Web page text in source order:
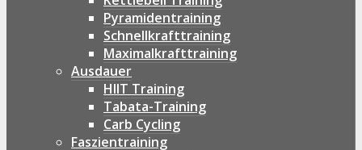
Pyramidentraining
Schnellkrafttraining
Maximalkrafttraining
Ausdauer
HIIT Training
Tabata-Training
Carb Cycling
Faszientraining